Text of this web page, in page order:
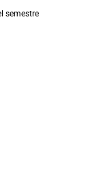
semestre